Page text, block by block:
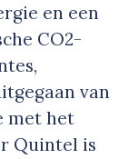
en een
CO2-
van
met het
Quintel is